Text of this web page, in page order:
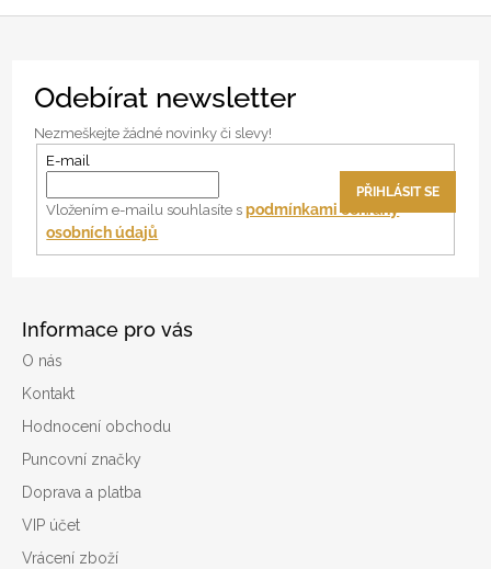
Informace pro vás
O nás
Kontakt
Hodnocení obchodu
Puncovní značky
Doprava a platba
VIP účet
Vrácení zboží
Odebírat newsletter
Nezmeškejte žádné novinky či slevy!
E-mail
Vložením e-mailu souhlasíte spodmínkami ochrany
osobních údajů
PŘIHLÁSIT SE